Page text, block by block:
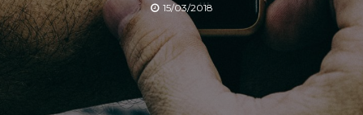
15/03/2018